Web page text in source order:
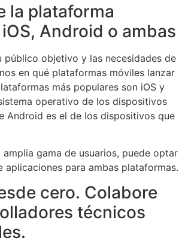
la plataforma
Android o ambas
público objetivo y las necesidades de
en qué plataformas móviles lanzar
más populares son iOS y
operativo de los dispositivos
Android es el de los dispositivos que
amplia gama de usuarios, puede optar
aplicaciones para ambas plataformas.
cero. Colabore
técnicos